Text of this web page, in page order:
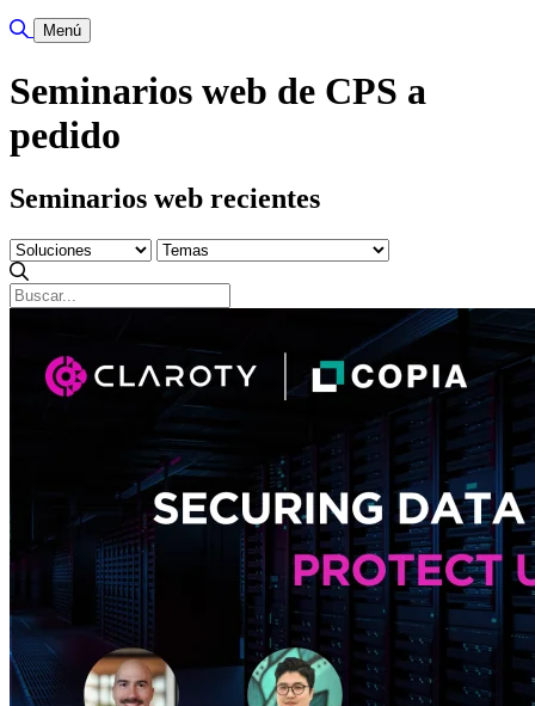
Alternar búsqueda
Menú
Seminarios web de CPS a
pedido
Seminarios web recientes